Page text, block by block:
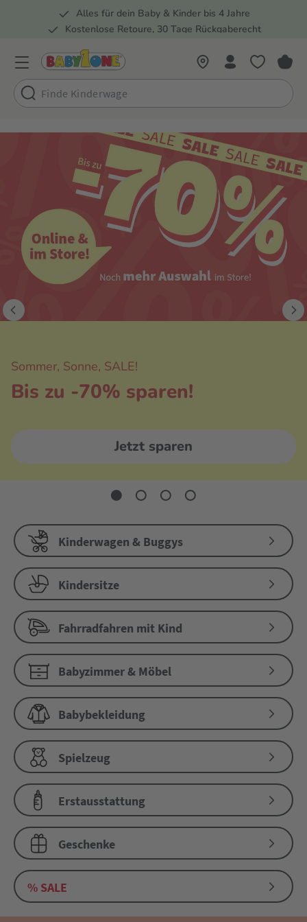
Zur Hauptnavigation springen
Alles für dein Baby & Kinder bis 4 Jahre
Kostenlose Retoure, 30 Tage Rückgaberecht
Sommer, Sonne, SALE!
Bis zu -70% sparen!
Jetzt sparen
Kinderwagen & Buggys
Kindersitze
Fahrradfahren mit Kind
Babyzimmer & Möbel
Babybekleidung
Spielzeug
Erstausstattung
Geschenke
% SALE